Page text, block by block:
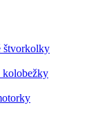
štvorkolky
kolobežky